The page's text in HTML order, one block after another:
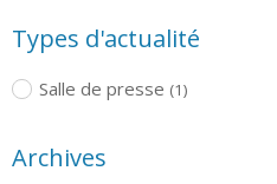
Types d'actualité
Salle de presse (1)
Archives